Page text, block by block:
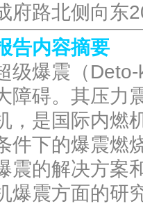
府路北侧向东
告内容摘要
级爆震（
障碍。其压力
，是国际内燃
件下的爆震燃
震的解决方案
爆震方面的研